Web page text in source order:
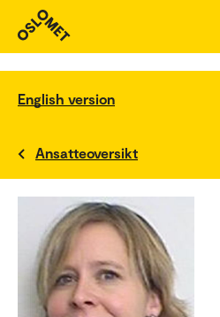
English version
Ansatteoversikt